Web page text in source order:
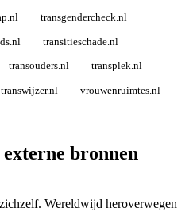
transgendercheck.nl
transitieschade.nl
transouders.nl transplek.nl
transwijzer.nl vrouwenruimtes.nl
bronnen
Wereldwijd heroverwegen